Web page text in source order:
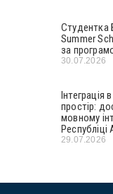
Студентка
Summer
за
30.07.2026
Інтеграція
простір:
мовному
Республіці
29.07.2026